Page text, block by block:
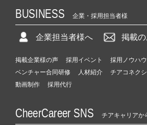
BUSINESS 企業・採用担当者様
企業担当者様へ 掲載
掲載企業様の声 採用イベント 採用ノウハウ
ベンチャー合同研修
人材紹介 チアコネク
動画制作
採用代行
CheerCareer SNS チアキャリアか